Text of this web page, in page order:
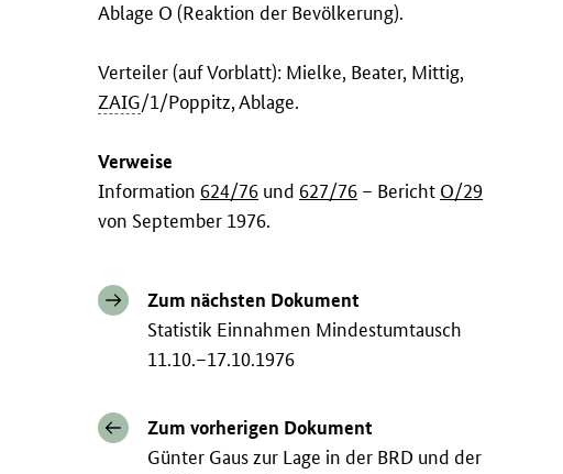
Ablage O (Reaktion der Bevölkerung).
Verteiler (auf Vorblatt): Mielke, Beater, Mittig,
ZAIG/1/Poppitz, Ablage.
Verweise
Information624/76 und627/76 – Bericht O/29
von September 1976.
Zum nächsten Dokument
Statistik Einnahmen Mindestumtausch
11.10.–17.10.1976
Zum vorherigen Dokument
Günter Gaus zur Lage in der BRD und der